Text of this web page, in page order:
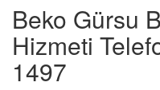
Beko Gürsu
Hizmeti
1497